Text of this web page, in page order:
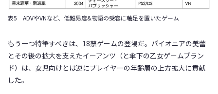
表5 ADVやVNなど、低難易度&物語の受容に軸足を置いたゲーム
もう一つ特筆すべきは、18禁ゲームの登場だ。パイオニアの美蕾
とその後の拡大を支えたイーアンツ（と傘下の乙女ゲームブラン
ド）は、女児向けとは逆にプレイヤーの年齢層の上方拡大に貢献
した。